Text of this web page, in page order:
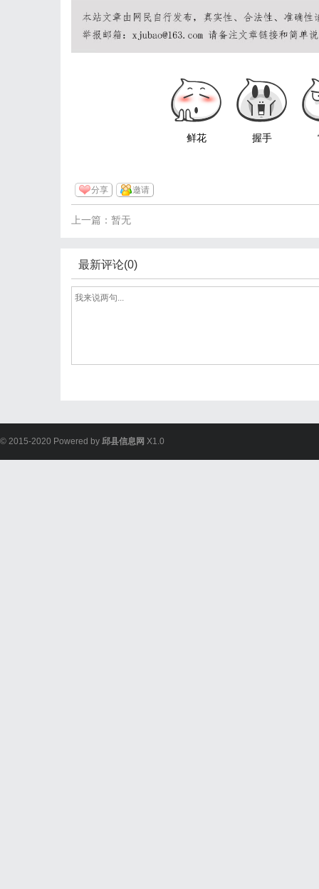
鲜花 握手
分享 邀请
上一篇：暂无
最新评论(0)
© 2015-2020 Powered by 邱县信息网 X1.0